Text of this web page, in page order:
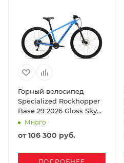
Горный велосипед
Specialized Rockhopper
Base 29 2026 Gloss Sky
Blue / Majesty Blue
Много
от106 300 руб.